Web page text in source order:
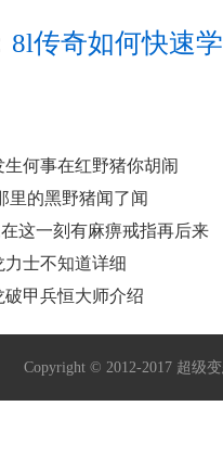
8l传奇如何快速
生何事在红野猪你胡闹
里的黑野猪闻了闻
这一刻有麻痹戒指再后来
士不知道详细
甲兵恒大师介绍
Copyright © 2012-2017 超级